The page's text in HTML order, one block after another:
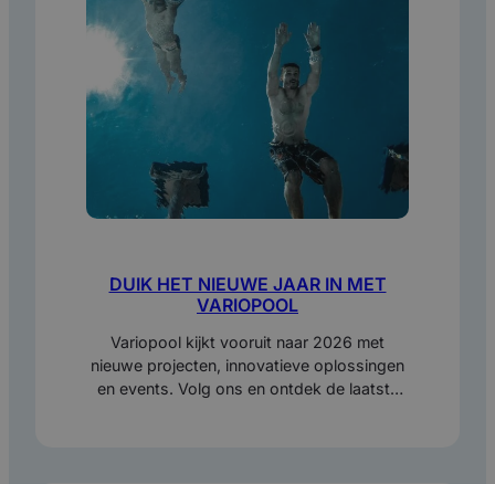
DUIK HET NIEUWE JAAR IN MET
VARIOPOOL
Variopool kijkt vooruit naar 2026 met
nieuwe projecten, innovatieve oplossingen
en events. Volg ons en ontdek de laatste